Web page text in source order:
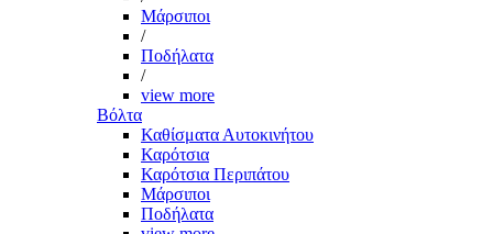
Μάρσιποι
/
Ποδήλατα
/
view more
Βόλτα
Καθίσματα Αυτοκινήτου
Καρότσια
Καρότσια Περιπάτου
Μάρσιποι
Ποδήλατα